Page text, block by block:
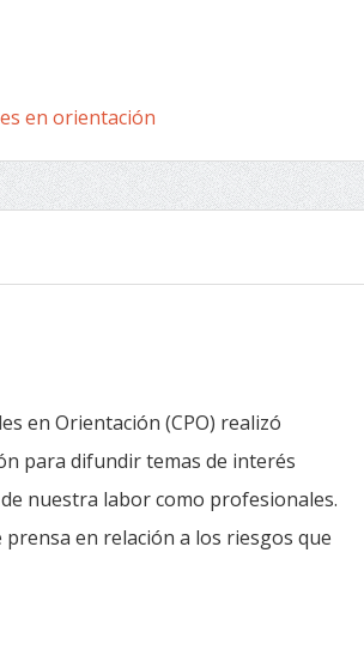
en orientación
en Orientación (CPO) realizó
para difundir temas de interés
nuestra labor como profesionales.
en relación a los riesgos que